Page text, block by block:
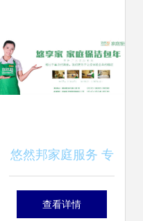
悠然邦家庭服务 专
业与温度并存的家
查看详情